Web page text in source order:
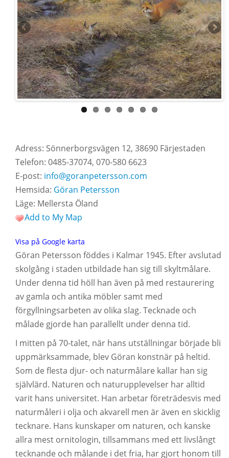
Adress: Sönnerborgsvägen 12, 38690 Färjestaden
Telefon: 0485-37074, 070-580 6623
E-post: info@goranpetersson.com
Hemsida: Göran Petersson
Läge: Mellersta Öland
Add to My Map
Visa på Google karta
Göran Petersson föddes i Kalmar 1945. Efter avslutad
skolgång i staden utbildade han sig till skyltmålare.
Under denna tid höll han även på med restaurering
av gamla och antika möbler samt med
förgyllningsarbeten av olika slag. Tecknade och
målade gjorde han parallellt under denna tid.
I mitten på 70-talet, när hans utställningar började bli
uppmärksammade, blev Göran konstnär på heltid.
Som de flesta djur- och naturmålare kallar han sig
självlärd. Naturen och naturupplevelser har alltid
varit hans universitet. Han arbetar företrädesvis med
naturmåleri i olja och akvarell men är även en skicklig
tecknare. Hans kunskaper om naturen, och kanske
allra mest ornitologin, tillsammans med ett livslångt
tecknande och målande i det fria, har gjort honom till